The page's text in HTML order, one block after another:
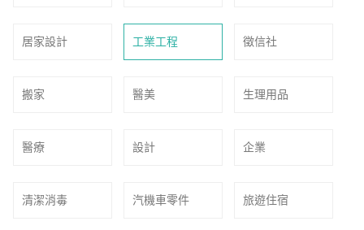
居家設計 工業工程 徵信社
搬家 醫美 生理用品
醫療 設計 企業
清潔消毒 汽機車零件 旅遊住宿